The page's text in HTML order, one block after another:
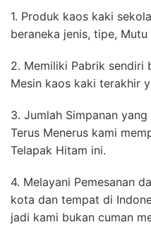
1. Produk kaos kaki
beraneka jenis, tipe,
2. Memiliki Pabrik sendiri
Mesin kaos kaki terakhir
3. Jumlah Simpanan
Terus Menerus kami
Telapak Hitam ini.
4. Melayani Pemesanan
kota dan tempat di
jadi kami bukan cuman